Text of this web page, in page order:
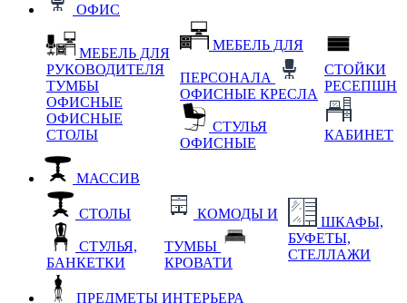
ОФИС
МЕБЕЛЬ ДЛЯ
РУКОВОДИТЕЛЯ
ТУМБЫ
ОФИСНЫЕ
ОФИСНЫЕ
СТОЛЫ
МЕБЕЛЬ ДЛЯ
ПЕРСОНАЛА
ОФИСНЫЕ КРЕСЛА
СТУЛЬЯ
ОФИСНЫЕ
СТОЙКИ
РЕСЕПШН
КАБИНЕТ
МАССИВ
СТОЛЫ
СТУЛЬЯ,
БАНКЕТКИ
КОМОДЫ И
ТУМБЫ
КРОВАТИ
ШКАФЫ,
БУФЕТЫ,
СТЕЛЛАЖИ
ПРЕДМЕТЫ ИНТЕРЬЕРА